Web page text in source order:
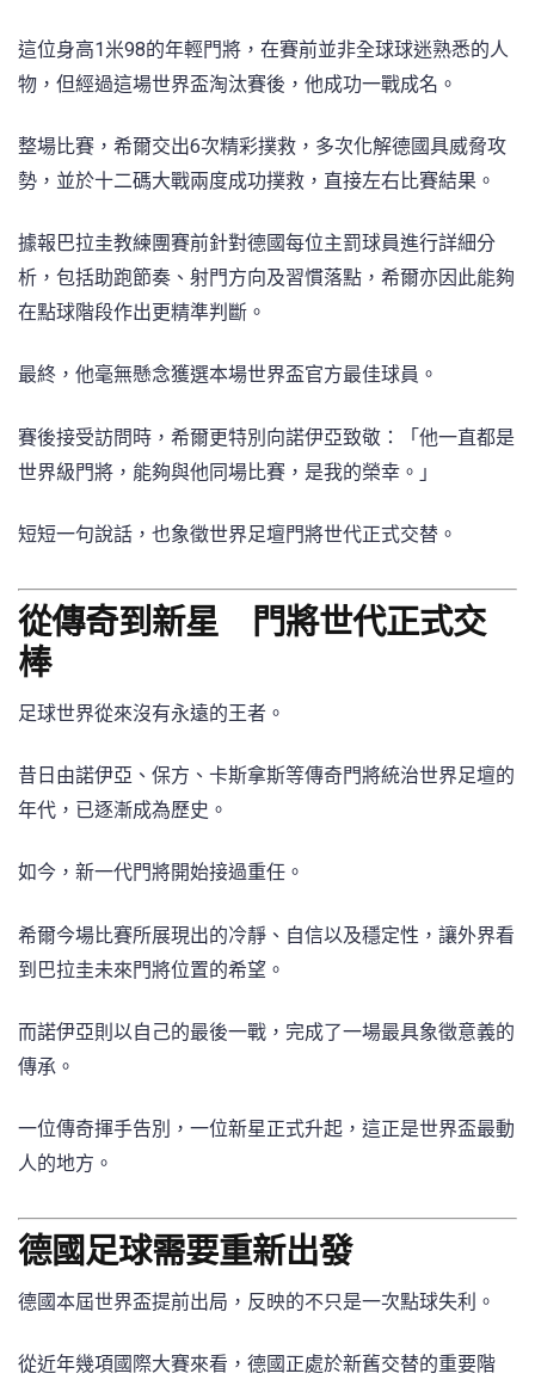
這位身高1米98的年輕門將，在賽前並非全球球迷熟悉的人
物，但經過這場世界盃淘汰賽後，他成功一戰成名。
整場比賽，希爾交出6次精彩撲救，多次化解德國具威脅攻
勢，並於十二碼大戰兩度成功撲救，直接左右比賽結果。
據報巴拉圭教練團賽前針對德國每位主罰球員進行詳細分
析，包括助跑節奏、射門方向及習慣落點，希爾亦因此能夠
在點球階段作出更精準判斷。
最終，他毫無懸念獲選本場世界盃官方最佳球員。
賽後接受訪問時，希爾更特別向諾伊亞致敬：「他一直都是
世界級門將，能夠與他同場比賽，是我的榮幸。」
短短一句說話，也象徵世界足壇門將世代正式交替。
從傳奇到新星 門將世代正式交
棒
足球世界從來沒有永遠的王者。
昔日由諾伊亞、保方、卡斯拿斯等傳奇門將統治世界足壇的
年代，已逐漸成為歷史。
如今，新一代門將開始接過重任。
希爾今場比賽所展現出的冷靜、自信以及穩定性，讓外界看
到巴拉圭未來門將位置的希望。
而諾伊亞則以自己的最後一戰，完成了一場最具象徵意義的
傳承。
一位傳奇揮手告別，一位新星正式升起，這正是世界盃最動
人的地方。
德國足球需要重新出發
德國本屆世界盃提前出局，反映的不只是一次點球失利。
從近年幾項國際大賽來看，德國正處於新舊交替的重要階